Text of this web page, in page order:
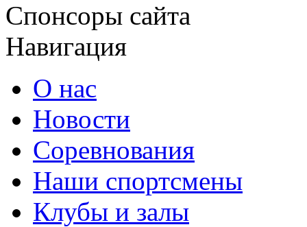
Спонсоры сайта
Навигация
О нас
Новости
Соревнования
Наши спортсмены
Клубы и залы